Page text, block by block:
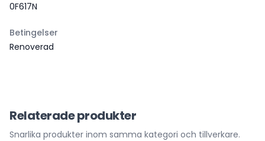
0F617N
Betingelser
Renoverad
Relaterade produkter
Snarlika produkter inom samma kategori och tillverkare.